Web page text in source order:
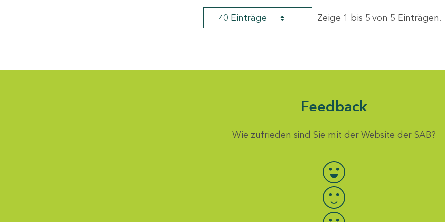
40 Einträge Zeige 1 bis 5 von 5 Einträgen.
Feedback
Wie zufrieden sind Sie mit der Website der SAB?
Bewertung auswählen